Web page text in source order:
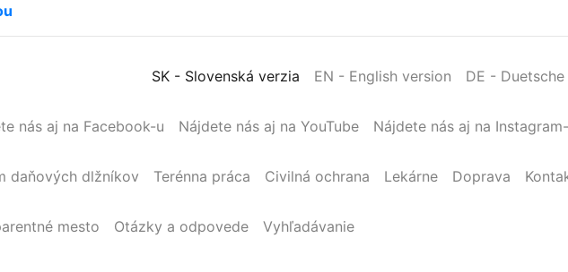
SK - Slovenská verzia EN - English version DE -
nás aj na Facebook-u Nájdete nás aj na YouTube Nájdete nás aj na
daňových dlžníkov Terénna práca Civilná ochrana Lekárne Doprava
mesto Otázky a odpovede
Vyhľadávanie